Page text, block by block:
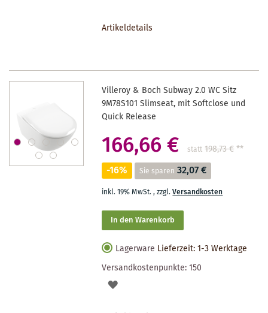
Artikeldetails
Villeroy & Boch Subway 2.0 WC Sitz
9M78S101 Slimseat, mit Softclose und
Quick Release
166,66 € statt 198,73 €**
-16% Sie sparen 32,07 €
inkl. 19% MwSt.,zzgl.Versandkosten
In den Warenkorb
Lagerware Lieferzeit: 1-3 Werktage
Versandkostenpunkte:150
AUF